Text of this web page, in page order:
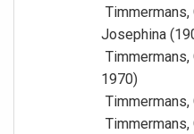
Timmermans,
Josephina
Timmermans,
1970)